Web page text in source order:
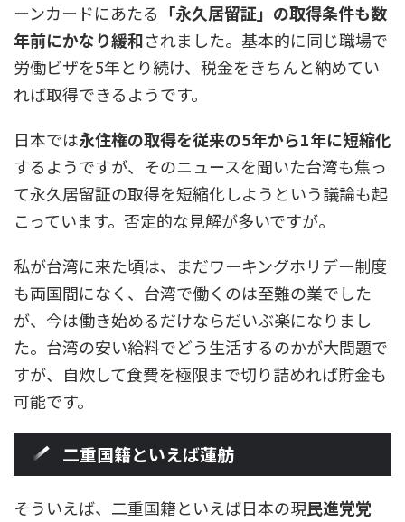
ーンカードにあたる 「永久居留証」の取得条件も数
年前にかなり緩和されました。基本的に同じ職場で
労働ビザを5年とり続け、税金をきちんと納めてい
れば取得できるようです。
日本では永住権の取得を従来の5年から1年に短縮化
するようですが、そのニュースを聞いた台湾も焦っ
て永久居留証の取得を短縮化しようという議論も起
こっています。否定的な見解が多いですが。
私が台湾に来た頃は、まだワーキングホリデー制度
も両国間になく、台湾で働くのは至難の業でした
が、今は働き始めるだけならだいぶ楽になりまし
た。台湾の安い給料でどう生活するのかが大問題で
すが、自炊して食費を極限まで切り詰めれば貯金も
可能です。
二重国籍といえば蓮舫
そういえば、二重国籍といえば日本の現民進党党